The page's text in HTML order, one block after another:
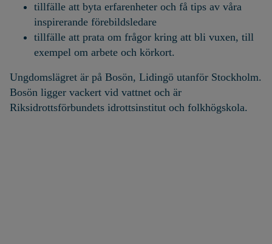
tillfälle att byta erfarenheter och få tips av våra
inspirerande förebildsledare
tillfälle att prata om frågor kring att bli vuxen, till
exempel om arbete och körkort.
Ungdomslägret är på Bosön, Lidingö utanför Stockholm.
Bosön ligger vackert vid vattnet och är
Riksidrottsförbundets idrottsinstitut och folkhögskola.